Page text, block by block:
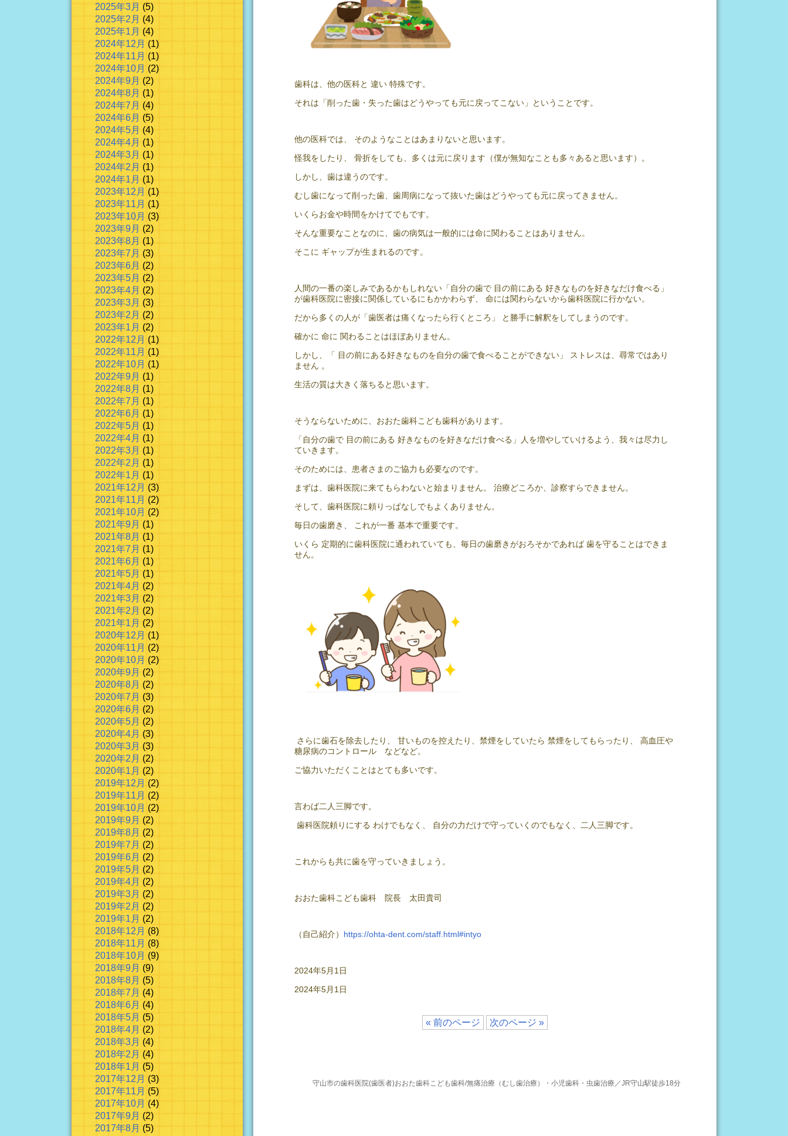
2025年3月 (5)
2025年2月 (4)
2025年1月 (4)
2024年12月 (1)
2024年11月 (1)
2024年10月 (2)
2024年9月 (2)
2024年8月 (1)
2024年7月 (4)
2024年6月 (5)
2024年5月 (4)
2024年4月 (1)
2024年3月 (1)
2024年2月 (1)
2024年1月 (1)
2023年12月 (1)
2023年11月 (1)
2023年10月 (3)
2023年9月 (2)
2023年8月 (1)
2023年7月 (3)
2023年6月 (2)
2023年5月 (2)
2023年4月 (2)
2023年3月 (3)
2023年2月 (2)
2023年1月 (2)
2022年12月 (1)
2022年11月 (1)
2022年10月 (1)
2022年9月 (1)
2022年8月 (1)
2022年7月 (1)
2022年6月 (1)
2022年5月 (1)
2022年4月 (1)
2022年3月 (1)
2022年2月 (1)
2022年1月 (1)
2021年12月 (3)
2021年11月 (2)
2021年10月 (2)
2021年9月 (1)
2021年8月 (1)
2021年7月 (1)
2021年6月 (1)
2021年5月 (1)
2021年4月 (2)
2021年3月 (2)
2021年2月 (2)
2021年1月 (2)
2020年12月 (1)
2020年11月 (2)
2020年10月 (2)
2020年9月 (2)
2020年8月 (2)
2020年7月 (3)
2020年6月 (2)
2020年5月 (2)
2020年4月 (3)
2020年3月 (3)
2020年2月 (2)
2020年1月 (2)
2019年12月 (2)
2019年11月 (2)
2019年10月 (2)
2019年9月 (2)
2019年8月 (2)
2019年7月 (2)
2019年6月 (2)
2019年5月 (2)
2019年4月 (2)
2019年3月 (2)
2019年2月 (2)
2019年1月 (2)
2018年12月 (8)
2018年11月 (8)
2018年10月 (9)
2018年9月 (9)
2018年8月 (5)
2018年7月 (4)
2018年6月 (4)
2018年5月 (5)
2018年4月 (2)
2018年3月 (4)
2018年2月 (4)
2018年1月 (5)
2017年12月 (3)
2017年11月 (5)
2017年10月 (4)
2017年9月 (2)
2017年8月 (5)
歯科は、他の医科と 違い 特殊です。
それは「削った歯・失った歯はどうやっても元に戻ってこない」ということです。
他の医科では、 そのようなことはあまりないと思います。
怪我をしたり、 骨折をしても、多くは元に戻ります（僕が無知なことも多々あると思います）。
しかし、歯は違うのです。
むし歯になって削った歯、歯周病になって抜いた歯はどうやっても元に戻ってきません。
いくらお金や時間をかけてでもです。
そんな重要なことなのに、歯の病気は一般的には命に関わることはありません。
そこに ギャップが生まれるのです。
人間の一番の楽しみであるかもしれない「自分の歯で 目の前にある 好きなものを好きなだけ食べる」
が歯科医院に密接に関係しているにもかかわらず、 命には関わらないから歯科医院に行かない。
だから多くの人が「歯医者は痛くなったら行くところ」 と勝手に解釈をしてしまうのです。
確かに 命に 関わることはほぼありません。
しかし、「 目の前にある好きなものを自分の歯で食べることができない」 ストレスは、尋常ではあり
ません 。
生活の質は大きく落ちると思います。
そうならないために、おおた歯科こども歯科があります。
「自分の歯で 目の前にある 好きなものを好きなだけ食べる」人を増やしていけるよう、我々は尽力し
ていきます。
そのためには、患者さまのご協力も必要なのです。
まずは、歯科医院に来てもらわないと始まりません。 治療どころか、診察すらできません。
そして、歯科医院に頼りっぱなしでもよくありません。
毎日の歯磨き、 これが一番 基本で重要です。
いくら 定期的に歯科医院に通われていても、毎日の歯磨きがおろそかであれば 歯を守ることはできま
せん。
さらに歯石を除去したり、 甘いものを控えたり、禁煙をしていたら 禁煙をしてもらったり、 高血圧や
糖尿病のコントロール などなど。
ご協力いただくことはとても多いです。
言わば二人三脚です。
歯科医院頼りにする わけでもなく、 自分の力だけで守っていくのでもなく、二人三脚です。
これからも共に歯を守っていきましょう。
おおた歯科こども歯科 院長 太田貴司
（自己紹介） https://ohta-dent.com/staff.html#intyo
2024年5月1日
2024年5月1日
« 前のページ 次のページ »
守山市の歯科医院(歯医者)おおた歯科こども歯科/無痛治療（むし歯治療）・小児歯科・虫歯治療／JR守山駅徒歩18分